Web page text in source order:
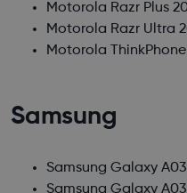
Motorola Razr Plus
Motorola Razr Ultra
Motorola
Samsung
Samsung Galaxy A03
Samsung Galaxy